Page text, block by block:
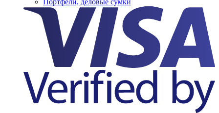
Портфели, деловые сумки